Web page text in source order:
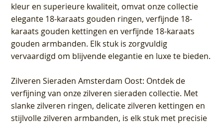
kleur en superieure kwaliteit, omvat onze collectie
elegante 18-karaats gouden ringen, verfijnde 18-
karaats gouden kettingen en verfijnde 18-karaats
gouden armbanden. Elk stuk is zorgvuldig
vervaardigd om blijvende elegantie en luxe te bieden.
Zilveren Sieraden Amsterdam Oost: Ontdek de
verfijning van onze zilveren sieraden collectie. Met
slanke zilveren ringen, delicate zilveren kettingen en
stijlvolle zilveren armbanden, is elk stuk met precisie